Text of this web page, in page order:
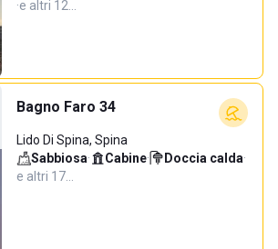
·e altri 12…
Bagno Faro 34
Lido Di Spina, Spina
Sabbiosa· Cabine· Doccia calda·
e altri 17…